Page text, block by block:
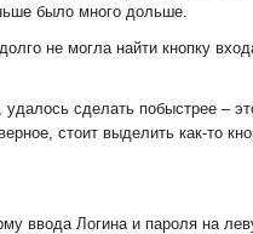
было много дольше.
не могла найти кнопку
удалось сделать побыстрее –
стоит выделить как-то
ввода Логина и пароля на